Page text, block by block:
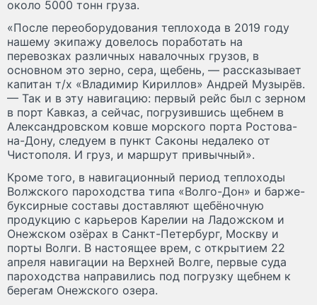
около 5000 тонн груза.
«После переоборудования теплохода в 2019 году
нашему экипажу довелось поработать на
перевозках различных навалочных грузов, в
основном это зерно, сера, щебень, — рассказывает
капитан т/х «Владимир Кириллов» Андрей Музырёв.
— Так и в эту навигацию: первый рейс был с зерном
в порт Кавказ, а сейчас, погрузившись щебнем в
Александровском ковше морского порта Ростова-
на-Дону, следуем в пункт Саконы недалеко от
Чистополя. И груз, и маршрут привычный».
Кроме того, в навигационный период теплоходы
Волжского пароходства типа «Волго-Дон» и барже-
буксирные составы доставляют щебёночную
продукцию с карьеров Карелии на Ладожском и
Онежском озёрах в Санкт-Петербург, Москву и
порты Волги. В настоящее врем, с открытием 22
апреля навигации на Верхней Волге, первые суда
пароходства направились под погрузку щебнем к
берегам Онежского озера.